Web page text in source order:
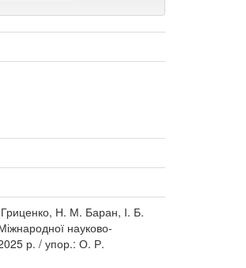
Гриценко, Н. М. Баран, І. Б.
науково-
2025 р. / упор.: О. Р.